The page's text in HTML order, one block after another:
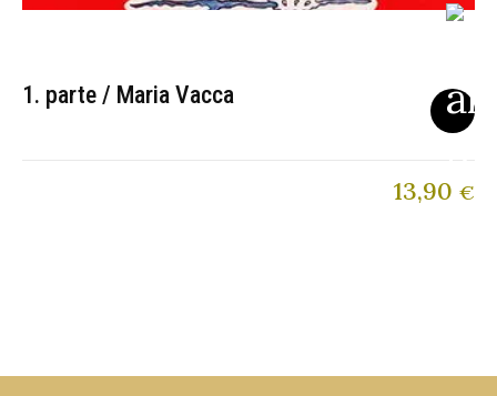
1. parte / Maria Vacca
13,90 €